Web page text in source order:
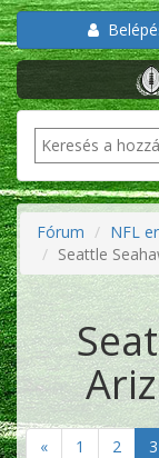
Fórum
NFL
Seattle
« 1 2 3